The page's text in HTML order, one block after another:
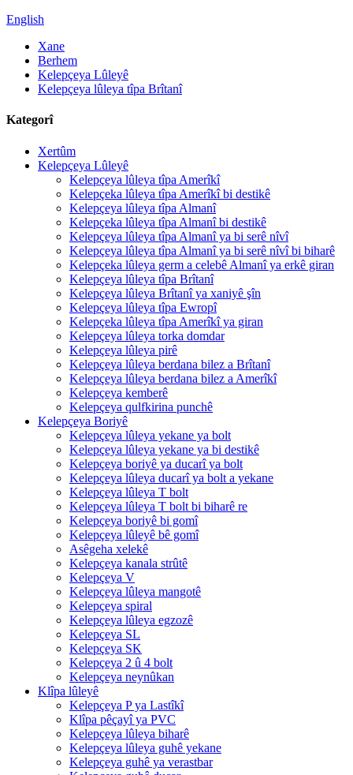
English
Xane
Berhem
Kelepçeya Lûleyê
Kelepçeya lûleya tîpa Brîtanî
Kategorî
Xertûm
Kelepçeya Lûleyê
Kelepçeya lûleya tîpa Amerîkî
Kelepçeka lûleya tîpa Amerîkî bi destikê
Kelepçeya lûleya tîpa Almanî
Kelepçeka lûleya tîpa Almanî bi destikê
Kelepçeya lûleya tîpa Almanî ya bi serê nîvî
Kelepçeya lûleya tîpa Almanî ya bi serê nîvî bi biharê
Kelepçeka lûleya germ a celebê Almanî ya erkê giran
Kelepçeya lûleya tîpa Brîtanî
Kelepçeya lûleya Brîtanî ya xaniyê şîn
Kelepçeya lûleya tîpa Ewropî
Kelepçeka lûleya tîpa Amerîkî ya giran
Kelepçeya lûleya torka domdar
Kelepçeya lûleya pirê
Kelepçeya lûleya berdana bilez a Brîtanî
Kelepçeya lûleya berdana bilez a Amerîkî
Kelepçeya kemberê
Kelepçeya qulfkirina punchê
Kelepçeya Boriyê
Kelepçeya lûleya yekane ya bolt
Kelepçeya lûleya yekane ya bi destikê
Kelepçeya boriyê ya ducarî ya bolt
Kelepçeya lûleya ducarî ya bolt a yekane
Kelepçeya lûleya T bolt
Kelepçeya lûleya T bolt bi biharê re
Kelepçeya boriyê bi gomî
Kelepçeya lûleyê bê gomî
Asêgeha xelekê
Kelepçeya kanala strûtê
Kelepçeya V
Kelepçeya lûleya mangotê
Kelepçeya spiral
Kelepçeya lûleya egzozê
Kelepçeya SL
Kelepçeya SK
Kelepçeya 2 û 4 bolt
Kelepçeya neynûkan
Klîpa lûleyê
Kelepçeya P ya Lastîkî
Klîpa pêçayî ya PVC
Kelepçeya lûleya biharê
Kelepçeya lûleya guhê yekane
Kelepçeya guhê ya verastbar